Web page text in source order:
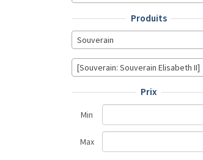
Produits
Souverain
[Souverain: Souverain Elisabeth II]
Prix
Min
Max